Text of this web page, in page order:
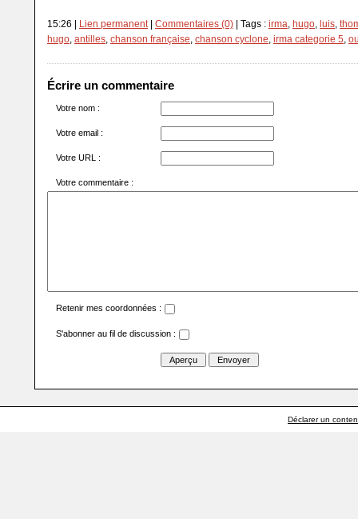
15:26 | Lien permanent| Commentaires (0) | Tags : irma, hugo, luis,
hugo, antilles, chanson française, chanson cyclone, irma categorie 5,
Écrire un commentaire
Votre nom :
Votre email :
Votre URL :
Votre commentaire :
Retenir mes coordonnées :
S'abonner au fil de discussion :
Déclarer un